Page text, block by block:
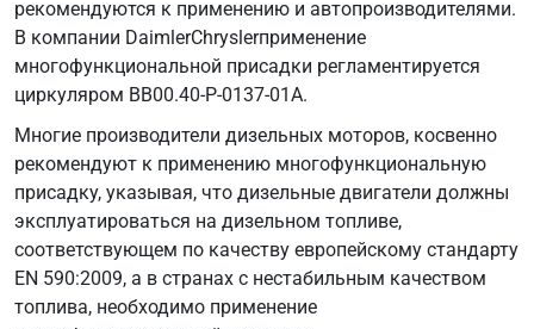
рекомендуются к применению и автопроизводителями.
В компании DaimlerChryslerприменение
многофункциональной присадки регламентируется
циркуляром BB00.40-P-0137-01A.
Многие производители дизельных моторов, косвенно
рекомендуют к применению многофункциональную
присадку, указывая, что дизельные двигатели должны
эксплуатироваться на дизельном топливе,
соответствующем по качеству европейскому стандарту
EN 590:2009, а в странах с нестабильным качеством
топлива, необходимо применение